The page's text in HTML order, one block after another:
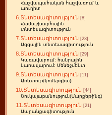
Հաշվապահական հաշվառում և
աուդիտ
6.Տնտեսագիտություն [8]
Համաշխարհային
տնտեսագիտություն
7.Տնտեսագիտություն [23]
Ազգային տնտեսագիտություն
8.Տնտեսագիտություն [29]
Կառավարում: հանրային
կառավարում: Մենեջմենտ
9.Տնտեսագիտություն [11]
Առևտուր(կոմերցիա)
10.Տնտեսագիտություն [44]
Շուկայաբանություն(Մարքեթինգ)
11.Տնտեսագիտություն [21]
Ապրանքագիտություն